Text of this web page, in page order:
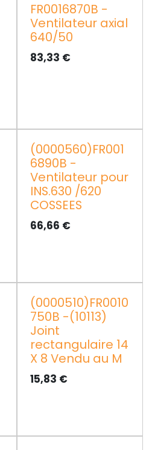
FR0016870B -
Ventilateur axial
640/50
83,33 €
(0000560)FR001
6890B -
Ventilateur pour
INS.630 /620
COSSEES
66,66 €
(0000510)FR0010
750B -(10113)
Joint
rectangulaire 14
X 8 Vendu au M
15,83 €